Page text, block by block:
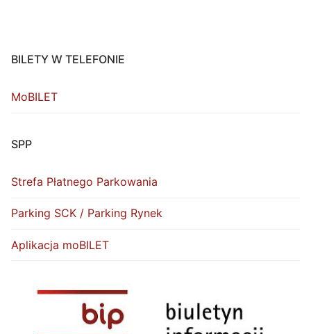
BILETY W TELEFONIE
MoBILET
SPP
Strefa Płatnego Parkowania
Parking SCK / Parking Rynek
Aplikacja moBILET